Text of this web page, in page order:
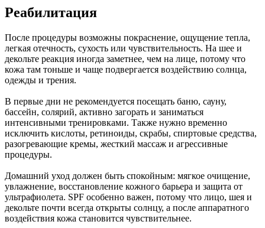
Реабилитация
После процедуры возможны покраснение, ощущение тепла,
легкая отечность, сухость или чувствительность. На шее и
декольте реакция иногда заметнее, чем на лице, потому что
кожа там тоньше и чаще подвергается воздействию солнца,
одежды и трения.
В первые дни не рекомендуется посещать баню, сауну,
бассейн, солярий, активно загорать и заниматься
интенсивными тренировками. Также нужно временно
исключить кислоты, ретиноиды, скрабы, спиртовые средства,
разогревающие кремы, жесткий массаж и агрессивные
процедуры.
Домашний уход должен быть спокойным: мягкое очищение,
увлажнение, восстановление кожного барьера и защита от
ультрафиолета. SPF особенно важен, потому что лицо, шея и
декольте почти всегда открыты солнцу, а после аппаратного
воздействия кожа становится чувствительнее.